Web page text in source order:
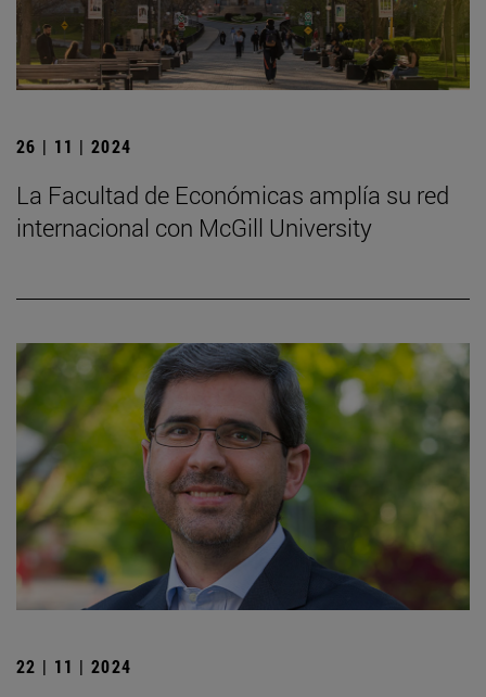
26 | 11 | 2024
La Facultad de Económicas amplía su red
internacional con McGill University
22 | 11 | 2024